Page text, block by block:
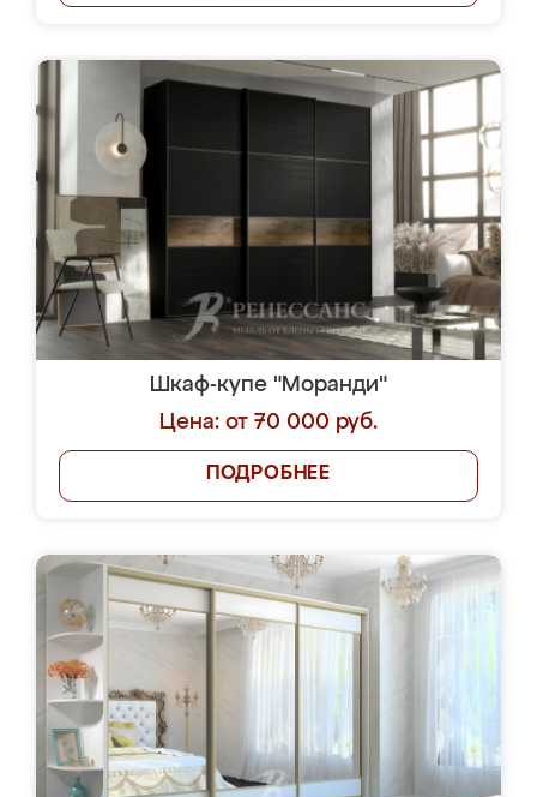
Шкаф-купе "Моранди"
Цена: от 70 000 руб.
ПОДРОБНЕЕ